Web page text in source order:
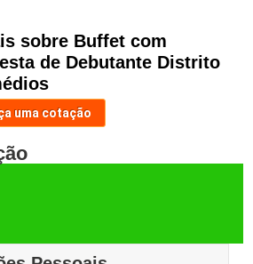
sobre Buffet com
de Debutante Distrito
uma cotação